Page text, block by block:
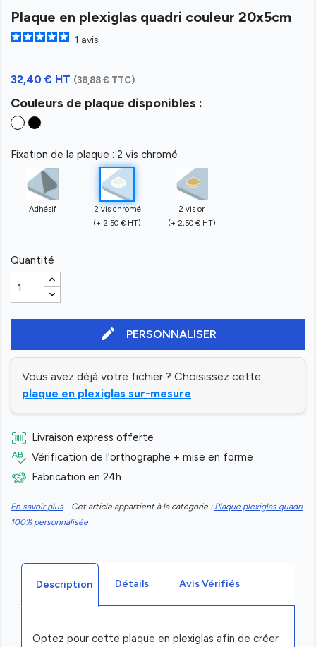
Plaque en plexiglas quadri couleur 20x5cm
1 avis
32,40 € HT (38,88 € TTC)
Couleurs de plaque disponibles :
Fixation de la plaque : 2 vis chromé
Adhésif
2 vis chromé
(+ 2,50 € HT)
2 vis or
(+ 2,50 € HT)
Quantité
edit PERSONNALISER
Vous avez déjà votre fichier ? Choisissez cette
plaque en plexiglas sur-mesure.
Livraison express offerte
Vérification de l'orthographe + mise en forme
Fabrication en 24h
En savoir plus - Cet article appartient à la catégorie : Plaque plexiglas quadri
100% personnalisée
Description Détails Avis Vérifiés
Optez pour cette plaque en plexiglas afin de créer